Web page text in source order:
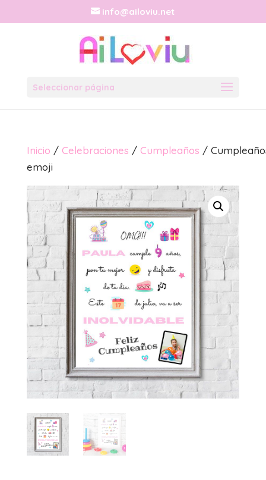
info@ailoviu.net
Seleccionar página
Inicio / Celebraciones / Cumpleaños /
emoji